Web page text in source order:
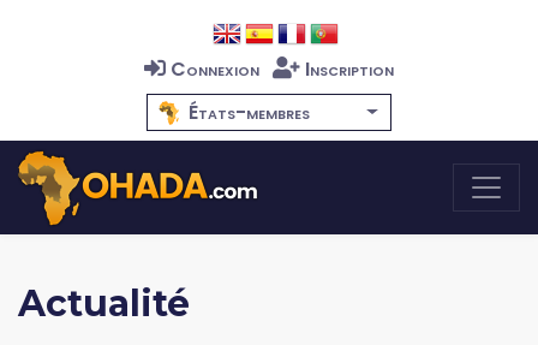
Connexion
Inscription
États-membres
Actualité